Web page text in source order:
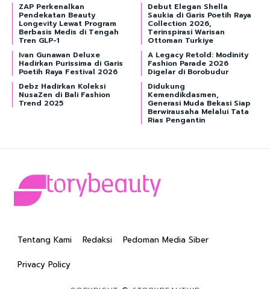
ZAP Perkenalkan
Pendekatan Beauty
Longevity Lewat Program
Berbasis Medis di Tengah
Tren GLP-1
Debut Elegan Shella
Saukia di Garis Poetih Raya
Collection 2026,
Terinspirasi Warisan
Ottoman Turkiye
Ivan Gunawan Deluxe
Hadirkan Purissima di Garis
Poetih Raya Festival 2026
A Legacy Retold: Modinity
Fashion Parade 2026
Digelar di Borobudur
Debz Hadirkan Koleksi
NusaZen di Bali Fashion
Trend 2025
Didukung
Kemendikdasmen,
Generasi Muda Bekasi Siap
Berwirausaha Melalui Tata
Rias Pengantin
Tentang Kami Redaksi Pedoman Media Siber
Privacy Policy